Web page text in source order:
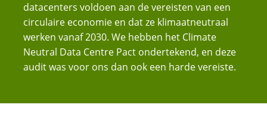
datacenters voldoen aan de vereisten van een
circulaire economie en dat ze klimaatneutraal
werken vanaf 2030. We hebben het Climate
Neutral Data Centre Pact ondertekend, en deze
audit was voor ons dan ook een harde vereiste.